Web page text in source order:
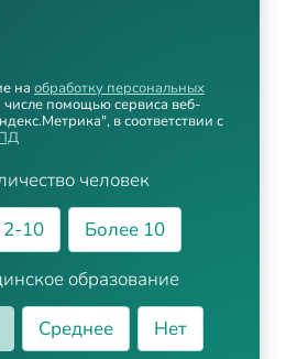
человек
2-10
Более 10
образование
Среднее Нет
на обработку персональных
числе помощью сервиса веб-
в соответствии с